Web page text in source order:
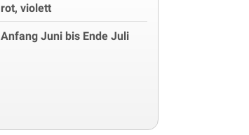
rot, violett
Anfang Juni bis Ende Juli